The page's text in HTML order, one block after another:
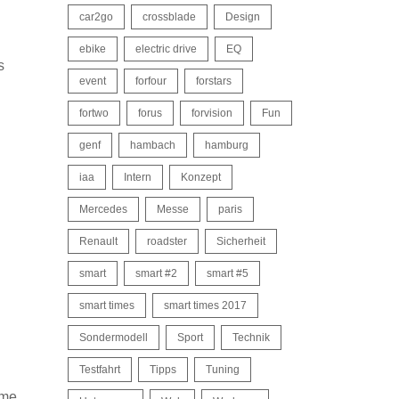
car2go crossblade Design
ebike electric drive EQ
event forfour forstars
fortwo forus forvision Fun
genf hambach hamburg
iaa Intern Konzept
Mercedes Messe paris
Renault roadster Sicherheit
smart smart #2 smart #5
smart times smart times 2017
Sondermodell Sport Technik
Testfahrt Tipps Tuning